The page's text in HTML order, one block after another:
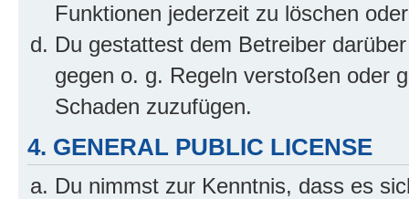
Funktionen jederzeit zu löschen
Du gestattest dem Betreiber
gegen o. g. Regeln verstoßen oder
Schaden zuzufügen.
4. GENERAL PUBLIC LICENSE
Du nimmst zur Kenntnis, dass es